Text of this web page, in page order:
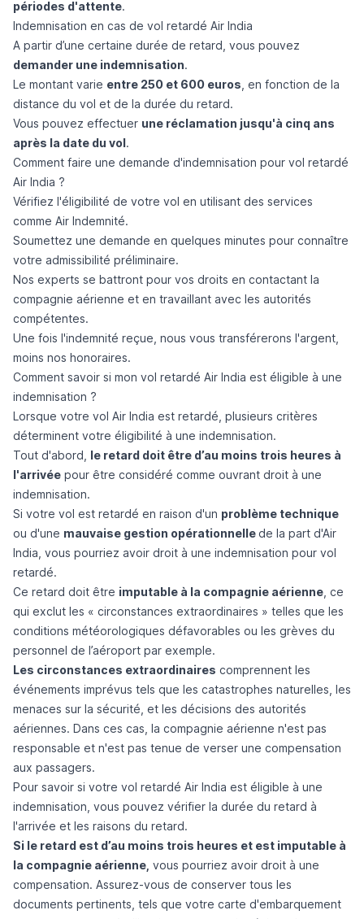
périodes d'attente.
Indemnisation en cas de vol retardé Air India
A partir d’une certaine durée de retard, vous pouvez
demander une indemnisation.
Le montant varie entre 250 et 600 euros , en fonction de la
distance du vol et de la durée du retard.
Vous pouvez effectuer une réclamation jusqu'à cinq ans
après la date du vol.
Comment faire une demande d'indemnisation pour vol retardé
Air India ?
Vérifiez l'éligibilité de votre vol en utilisant des services
comme Air Indemnité.
Soumettez une demande en quelques minutes pour connaître
votre admissibilité préliminaire.
Nos experts se battront pour vos droits en contactant la
compagnie aérienne et en travaillant avec les autorités
compétentes.
Une fois l'indemnité reçue, nous vous transférerons l'argent,
moins nos honoraires.
Comment savoir si mon vol retardé Air India est éligible à une
indemnisation ?
Lorsque votre vol Air India est retardé, plusieurs critères
déterminent votre éligibilité à une indemnisation.
Tout d'abord, le retard doit être d’au moins trois heures à
l'arrivée pour être considéré comme ouvrant droit à une
indemnisation.
Si votre vol est retardé en raison d'un problème technique
ou d'une mauvaise gestion opérationnellede la part d'Air
India, vous pourriez avoir droit à une indemnisation pour vol
retardé.
Ce retard doit être imputable à la compagnie aérienne , ce
qui exclut les « circonstances extraordinaires » telles que les
conditions météorologiques défavorables ou les grèves du
personnel de l’aéroport par exemple.
Les circonstances extraordinaires comprennent les
événements imprévus tels que les catastrophes naturelles, les
menaces sur la sécurité, et les décisions des autorités
aériennes. Dans ces cas, la compagnie aérienne n'est pas
responsable et n'est pas tenue de verser une compensation
aux passagers.
Pour savoir si votre vol retardé Air India est éligible à une
indemnisation, vous pouvez vérifier la durée du retard à
l'arrivée et les raisons du retard.
Si le retard est d’au moins trois heures et est imputable à
la compagnie aérienne, vous pourriez avoir droit à une
compensation. Assurez-vous de conserver tous les
documents pertinents, tels que votre carte d'embarquement